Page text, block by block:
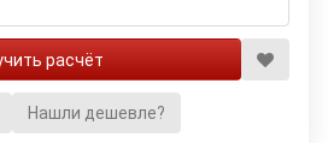
Нашли дешевле?